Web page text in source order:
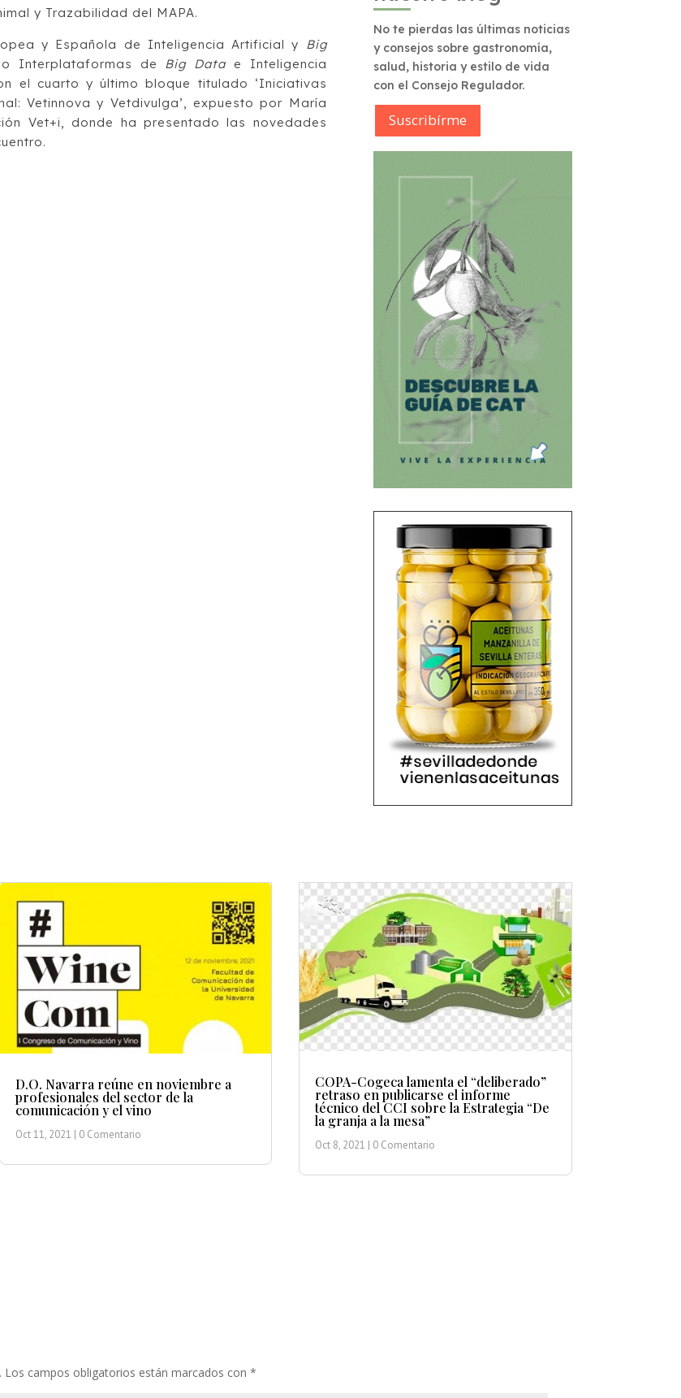
y Trazabilidad del MAPA.
y Española de Inteligencia Artificial y
Big
Interplataformas de Big Data e Inteligencia
el cuarto y último bloque titulado ‘Iniciativas
Vetinnova y Vetdivulga’, expuesto por María
Vet+i, donde ha presentado las novedades
No te pierdas las últimas noticias
y consejos sobre gastronomía,
salud, historia y estilo de vida
con el Consejo Regulador.
Suscribírme
D.O. Navarra reúne en noviembre a
profesionales del sector de la
comunicación y el vino
Oct 11, 2021 | 0 Comentario
COPA-Cogeca lamenta el “deliberado”
retraso en publicarse el informe
técnico del CCI sobre la Estrategia “De
la granja a la mesa”
Oct 8, 2021 | 0 Comentario
Los campos obligatorios están marcados con*